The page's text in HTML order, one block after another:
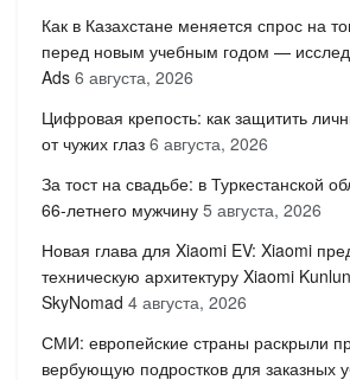
Как в Казахстане меняется спрос на
перед новым учебным годом —
Ads 6 августа, 2026
Цифровая крепость: как защитить
от чужих глаз 6 августа, 2026
За тост на свадьбе: в Туркестанской
66-летнего мужчину 5 августа, 2026
Новая глава для Xiaomi EV: Xiaomi
техническую архитектуру Xiaomi
SkyNomad 4 августа, 2026
СМИ: европейские страны раскрыли
вербующую подростков для заказных